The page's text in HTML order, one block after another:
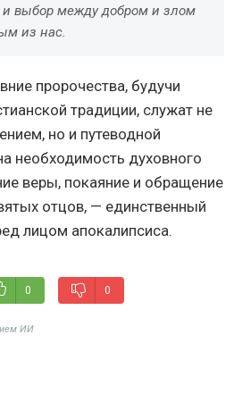
и выбор между добром и злом
из нас.
пророчества, будучи
традиции, служат не
но и путеводной
необходимость духовного
веры, покаяние и обращение
отцов, — единственный
лицом апокалипсиса.
0 0
ИИ